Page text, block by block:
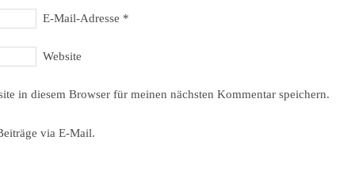
E-Mail-Adresse *
Website
in diesem Browser für meinen nächsten Kommentar speichern.
via E-Mail.